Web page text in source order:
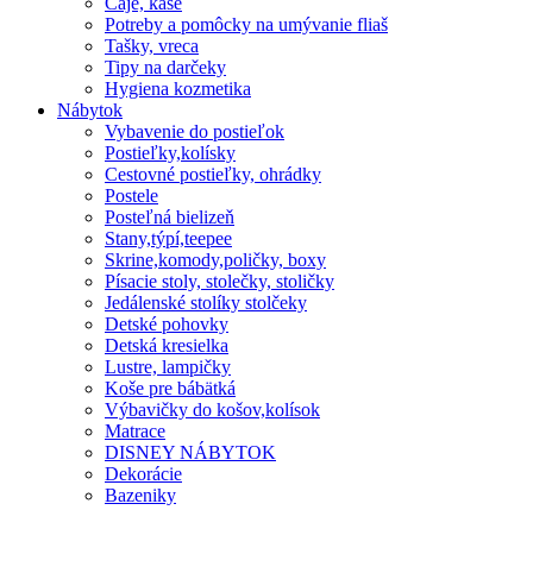
Potreby a pomôcky na umývanie fliaš
Tašky, vreca
Tipy na darčeky
Hygiena kozmetika
Nábytok
Vybavenie do postieľok
Postieľky,kolísky
Cestovné postieľky, ohrádky
Postele
Posteľná bielizeň
Stany,týpí,teepee
Skrine,komody,poličky, boxy
Písacie stoly, stolečky, stoličky
Jedálenské stolíky stolčeky
Detské pohovky
Detská kresielka
Lustre, lampičky
Koše pre bábätká
Výbavičky do košov,kolísok
Matrace
DISNEY NÁBYTOK
Dekorácie
Bazeniky